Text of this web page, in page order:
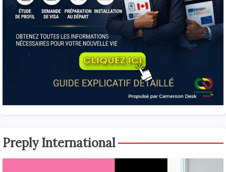
Preply International